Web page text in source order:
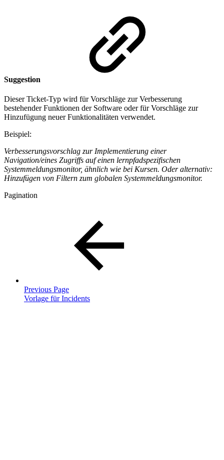
Suggestion
Dieser Ticket-Typ wird für Vorschläge zur Verbesserung
bestehender Funktionen der Software oder für Vorschläge zur
Hinzufügung neuer Funktionalitäten verwendet.
Beispiel:
Verbesserungsvorschlag zur Implementierung einer
Navigation/eines Zugriffs auf einen lernpfadspezifischen
Systemmeldungsmonitor, ähnlich wie bei Kursen. Oder alternativ:
Hinzufügen von Filtern zum globalen Systemmeldungsmonitor.
Pagination
Previous Page
Vorlage für Incidents